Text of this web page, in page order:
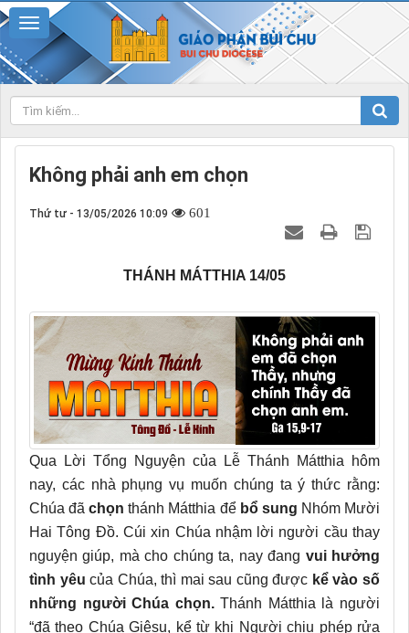
Không phải anh em chọn
Thứ tư - 13/05/2026 10:09 601
THÁNH MÁTTHIA 14/05
Qua Lời Tổng Nguyện của Lễ Thánh Mátthia hôm
nay, các nhà phụng vụ muốn chúng ta ý thức rằng:
Chúa đãchọnthánh Mátthia để bổ sung Nhóm Mười
Hai Tông Đồ. Cúi xin Chúa nhậm lời người cầu thay
nguyện giúp, mà cho chúng ta, nay đang vui hưởng
tình yêu của Chúa, thì mai sau cũng được kể vào số
những người Chúa chọn.Thánh Mátthia là người
“đã theo Chúa Giêsu, kể từ khi Người chịu phép rửa